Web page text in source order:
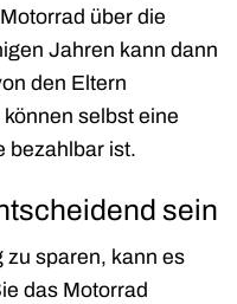
über die
Jahren kann dann
den Eltern
selbst eine
bezahlbar ist.
sein
zu sparen, kann es
das Motorrad